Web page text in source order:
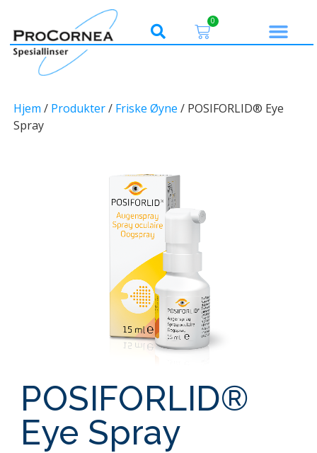
0
Hjem / Produkter/ Friske Øyne / POSIFORLID® Eye
Spray
POSIFORLID®
Eye Spray